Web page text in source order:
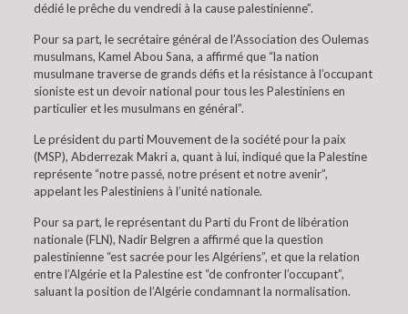
dédié le prêche du vendredi à la cause palestinienne”.
Pour sa part, le secrétaire général de l’Association des Oulemas
musulmans, Kamel Abou Sana, a affirmé que “la nation
musulmane traverse de grands défis et la résistance à l’occupant
sioniste est un devoir national pour tous les Palestiniens en
particulier et les musulmans en général”.
Le président du parti Mouvement de la société pour la paix
(MSP), Abderrezak Makri a, quant à lui, indiqué que la Palestine
représente “notre passé, notre présent et notre avenir”,
appelant les Palestiniens à l’unité nationale.
Pour sa part, le représentant du Parti du Front de libération
nationale (FLN), Nadir Belgren a affirmé que la question
palestinienne “est sacrée pour les Algériens”, et que la relation
entre l’Algérie et la Palestine est “de confronter l’occupant”,
saluant la position de l’Algérie condamnant la normalisation.